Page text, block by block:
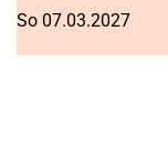
So 07.03.2027